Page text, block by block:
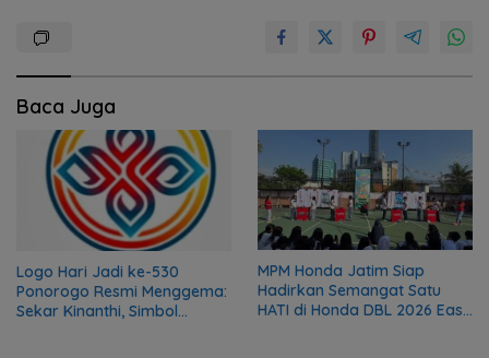
Baca Juga
Logo Hari Jadi ke-530
Ponorogo Resmi Menggema:
Sekar Kinanthi, Simbol
MPM Honda Jatim Siap
Hadirkan Semangat Satu
HATI di Honda DBL 2026 East